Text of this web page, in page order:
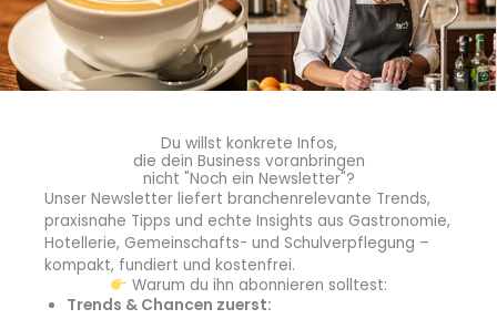
Brötchen via Regeneriertechnik
Hupfer ist führend mit dabei, wenn es um innovative
Prozesse geht: ob gemeinsam mit den Spezialisten von
Rütherim Anlagenbau und den Back-of-House-
Techniken, oder auch der Hupfer-Schwester
Du willst konkrete Infos,
die dein Business voranbringen
nicht "Noch ein Newsletter"?
Unser Newsletter liefert branchenrelevante Trends,
praxisnahe Tipps und echte Insights aus Gastronomie,
Hotellerie, Gemeinschafts- und Schulverpflegung –
kompakt, fundiert und kostenfrei.
Warum du ihn abonnieren solltest:
Trends & Chancen zuerst: